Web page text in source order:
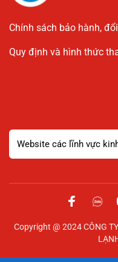
Chính sách bảo hành,
Quy định và hình thức
Website các lĩnh vực
Copyright @ 2024 CÔNG